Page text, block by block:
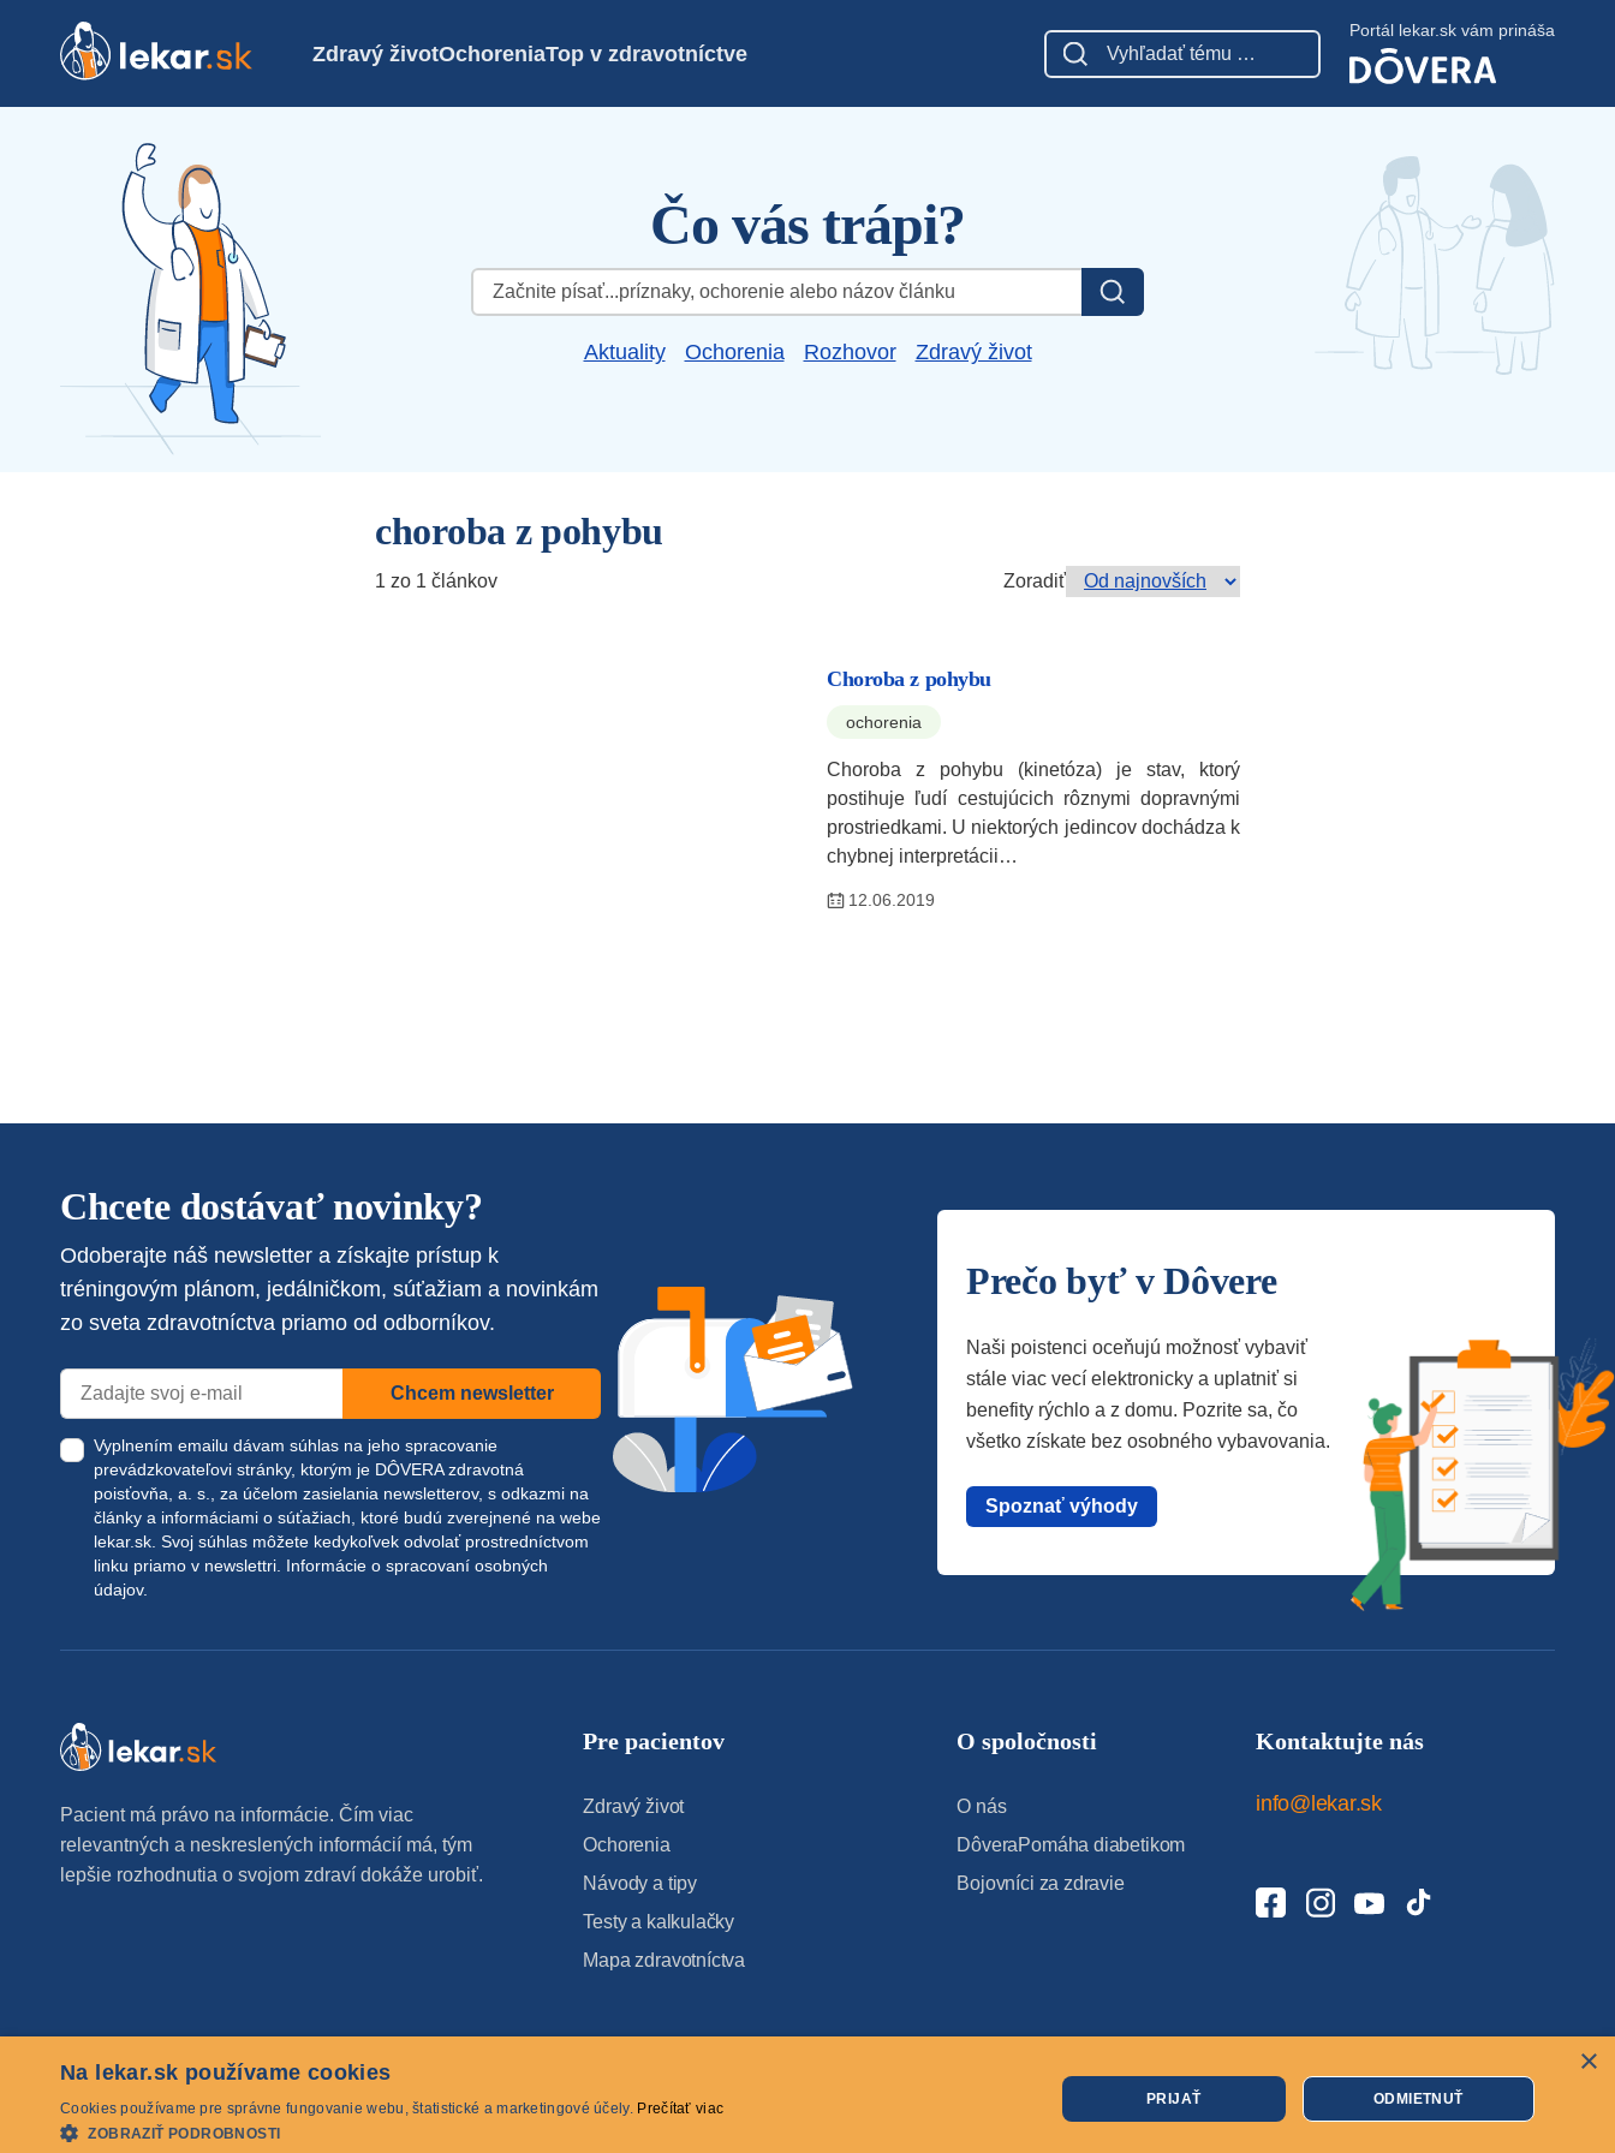
Zdravý životOchoreniaTop v zdravotníctve
Portál lekar.sk vám prináša
Čo vás trápi?
Hľadať:
Aktuality Ochorenia Rozhovor Zdravý život
choroba z pohybu
1 zo 1 článkov Zoradiť
Choroba z pohybu
ochorenia
Choroba z pohybu (kinetóza) je stav, ktorý
postihuje ľudí cestujúcich rôznymi dopravnými
prostriedkami. U niektorých jedincov dochádza k
chybnej interpretácii…
12.06.2019
Chcete dostávať novinky?
Odoberajte náš newsletter a získajte prístup k
tréningovým plánom, jedálničkom, súťažiam a novinkám
zo sveta zdravotníctva priamo od odborníkov.
Chcem newsletter
Vyplnením emailu dávam súhlas na jeho spracovanie
prevádzkovateľovi stránky, ktorým je DÔVERA zdravotná
poisťovňa, a. s., za účelom zasielania newsletterov, s odkazmi na
články a informáciami o súťažiach, ktoré budú zverejnené na webe
lekar.sk . Svoj súhlas môžete kedykoľvek odvolať prostredníctvom
linku priamo v newslettri. Informácie o spracovaní osobných
údajov.
Prečo byť v Dôvere
Naši poistenci oceňujú možnosť vybaviť
stále viac vecí elektronicky a uplatniť si
benefity rýchlo a z domu. Pozrite sa, čo
všetko získate bez osobného vybavovania.
Spoznať výhody
Pacient má právo na informácie. Čím viac
relevantných a neskreslených informácií má, tým
lepšie rozhodnutia o svojom zdraví dokáže urobiť.
Pre pacientov
Zdravý život
Ochorenia
Návody a tipy
Testy a kalkulačky
Mapa zdravotníctva
O spoločnosti
O nás
DôveraPomáha diabetikom
Bojovníci za zdravie
Kontaktujte nás
info@lekar.sk
© 2026 lekar.sk Všetky práva vyhradené Cookies
×
Na lekar.sk používame cookies
Cookies používame pre správne fungovanie webu, štatistické a marketingové účely. Prečítať viac
ZOBRAZIŤ PODROBNOSTI
PRIJAŤ ODMIETNUŤ